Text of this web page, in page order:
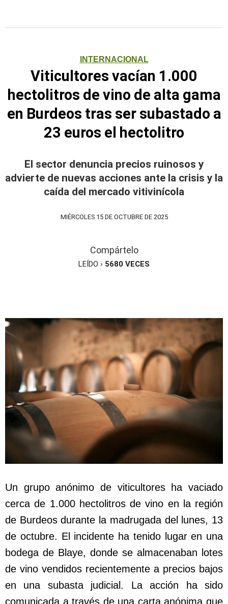
INTERNACIONAL
Viticultores vacían 1.000
hectolitros de vino de alta gama
en Burdeos tras ser subastado a
23 euros el hectolitro
El sector denuncia precios ruinosos y
advierte de nuevas acciones ante la crisis y la
caída del mercado vitivinícola
MIÉRCOLES 15 DE OCTUBRE DE 2025
Compártelo
LEÍDO › 5680 VECES
Un grupo anónimo de viticultores ha vaciado
cerca de 1.000 hectolitros de vino en la región
de Burdeos durante la madrugada del lunes, 13
de octubre. El incidente ha tenido lugar en una
bodega de Blaye, donde se almacenaban lotes
de vino vendidos recientemente a precios bajos
en una subasta judicial. La acción ha sido
comunicada a través de una carta anónima que